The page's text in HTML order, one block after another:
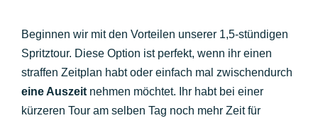
Beginnen wir mit den Vorteilen unserer 1,5-stündigen
Spritztour. Diese Option ist perfekt, wenn ihr einen
straffen Zeitplan habt oder einfach mal zwischendurch
eine Auszeit nehmen möchtet. Ihr habt bei einer
kürzeren Tour am selben Tag noch mehr Zeit für